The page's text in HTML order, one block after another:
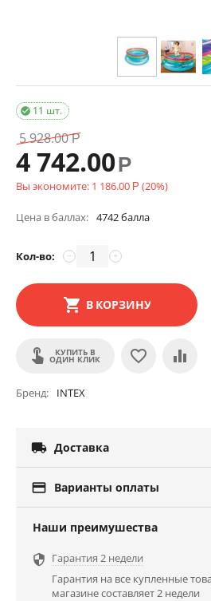
11 шт.

5 928.00 Р
4 742.00Р
Вы экономите: 1 186.00 Р (20%)
Цена в баллах: 4742 балла
Кол-во: +
−
В КОРЗИНУ
КУПИТЬ В
ОДИН КЛИК
Бренд INTEX
 Доставка
 Варианты оплаты
Наши преимушества
 Гарантия 2 недели
Гарантия на все купленные
магазине составляет 2 недели